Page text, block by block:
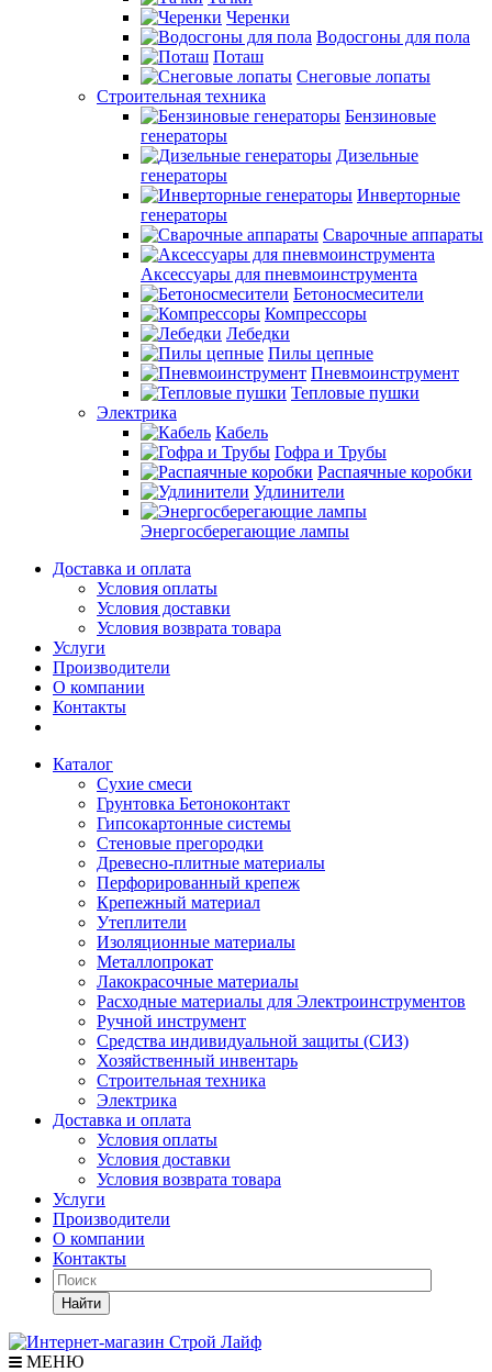
Черенки
Водосгоны для пола
Поташ
Снеговые лопаты
Строительная техника
Бензиновые
генераторы
Дизельные
генераторы
Инверторные
генераторы
Сварочные аппараты
Аксессуары для пневмоинструмента
Бетоносмесители
Компрессоры
Лебедки
Пилы цепные
Пневмоинструмент
Тепловые пушки
Электрика
Кабель
Гофра и Трубы
Распаячные коробки
Удлинители
Энергосберегающие лампы
Доставка и оплата
Условия оплаты
Условия доставки
Условия возврата товара
Услуги
Производители
О компании
Контакты
Каталог
Сухие смеси
Грунтовка Бетоноконтакт
Гипсокартонные системы
Стеновые прегородки
Древесно-плитные материалы
Перфорированный крепеж
Крепежный материал
Утеплители
Изоляционные материалы
Металлопрокат
Лакокрасочные материалы
Расходные материалы для Электроинструментов
Ручной инструмент
Средства индивидуальной защиты (СИЗ)
Хозяйственный инвентарь
Строительная техника
Электрика
Доставка и оплата
Условия оплаты
Условия доставки
Условия возврата товара
Услуги
Производители
О компании
Контакты
Найти
МЕНЮ